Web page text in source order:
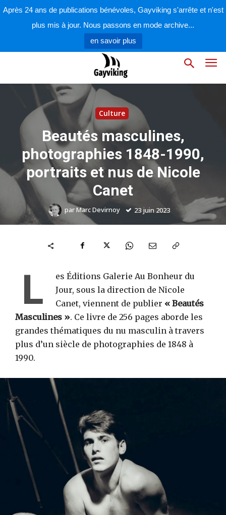
Après 24 ans de publications bénévoles, Gayviking s'arrête et n'est
plus mis à jour. Nous passons en mode archive...
en savoir plus
Culture
Beautés masculines,
photographies 1848-1990,
portraits et nus de Nicole
Canet
parMarc Devirnoy 23 juin 2023
L
es Éditions Galerie Au Bonheur du
Jour, sous la direction de Nicole
Canet, viennent de publier « Beautés
Masculines ». Ce livre de 256 pages aborde les
grandes thématiques du nu masculin à travers
plus d’un siècle de photographies de 1848 à
1990.